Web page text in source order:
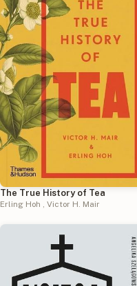
The True History of Tea
Erling Hoh , Victor H. Mair